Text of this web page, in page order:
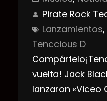
Pirate Rock
Lanzamientos,
Tenacious D
vuelta! Jack
lanzaron «Video